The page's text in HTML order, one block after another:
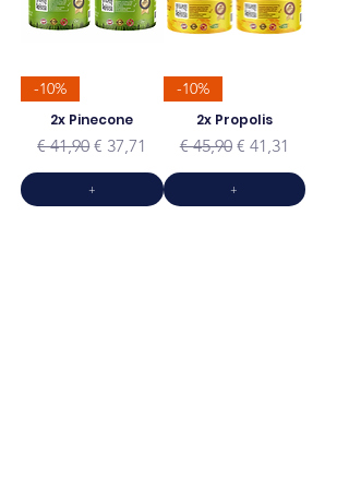
-10%
2x Pinecone
Normale prijs
€ 41,90Verkoopprijs
€ 37,71
+
-10%
2x Propolis
Normale prijs
€ 45,90 Verkoopprijs
€ 41,31
+